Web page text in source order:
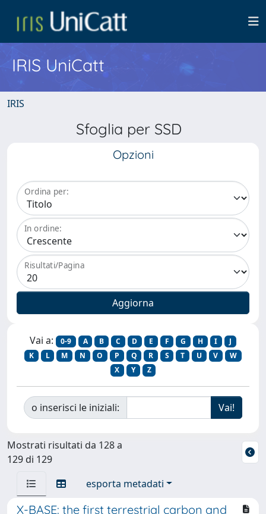
IRIS UniCatt
IRIS
Sfoglia per SSD
Opzioni
Ordina per:
In ordine:
Risultati/Pagina
Vai a: 0-9 A B C D E F G H I
J
K
L M N O P Q R S T U V
W
X
Y Z
o inserisci le iniziali:
Mostrati risultati da 128 a
129 di 129
esporta metadati
X-BASE: the first terrestrial carbon and